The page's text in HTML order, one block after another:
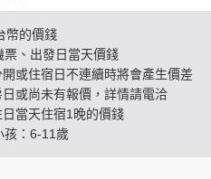
幣的價錢
票、出發日當天價錢
或住宿日不連續時將會產生價差
日或尚未有報價，詳情請電洽
日當天住宿1晚的價錢
孩：6-11歲